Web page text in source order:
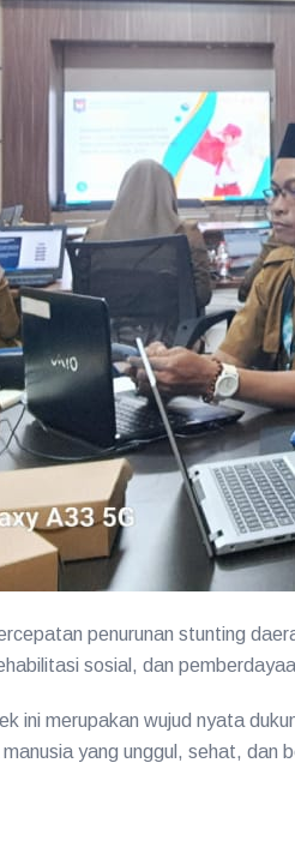
penurunan stunting
sosial, dan
ini merupakan wujud nyata
yang unggul, sehat, dan